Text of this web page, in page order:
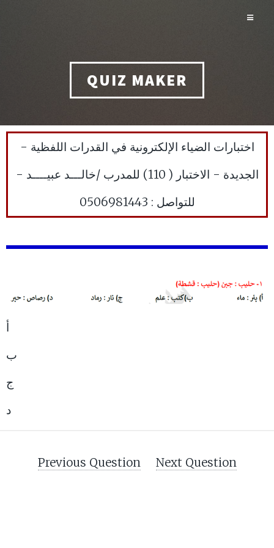
QUIZ MAKER
اختبارات الضياء الإلكترونية في القدرات اللفظية -
الجديدة - الاختبار ( 110) للمدرب /خالـــد عبيــــد -
للتواصل : 0506981443
أ
ب
ج
د
Previous Question Next Question